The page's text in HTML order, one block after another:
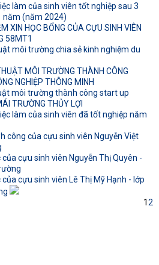
làm của sinh viên tốt nghiệp sau 3
năm (năm 2024)
XIN HỌC BỔNG CỦA CỰU SINH VIÊN
58MT1
môi trường chia sẻ kinh nghiệm du
MÔI TRƯỜNG THÀNH CÔNG
NGHIỆP THÔNG MINH
môi trường thành công start up
TRƯỜNG THỦY LỢI
làm của sinh viên đã tốt nghiệp năm
công của cựu sinh viên Nguyễn Việt
cựu sinh viên Nguyễn Thị Quyên -
cựu sinh viên Lê Thị Mỹ Hạnh - lớp
12